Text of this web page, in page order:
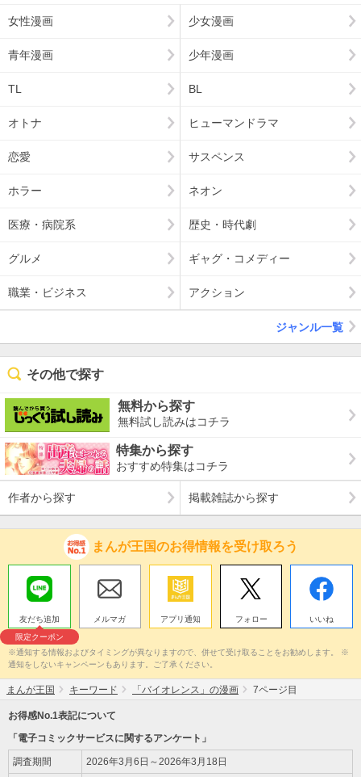
女性漫画 少女漫画
青年漫画 少年漫画
TL BL
オトナ ヒューマンドラマ
恋愛 サスペンス
ホラー ネオン
医療・病院系 歴史・時代劇
グルメ ギャグ・コメディー
職業・ビジネス アクション
ジャンル一覧
その他で探す
無料から探す
無料試し読みはコチラ
特集から探す
おすすめ特集はコチラ
作者から探す 掲載雑誌から探す
まんが王国のお得情報を受け取ろう
友だち追加
限定クーポン
メルマガ アプリ通知 フォロー いいね
※通知する情報およびタイミングが異なりますので、併せて受け取ることをお勧めします。 ※
通知をしないキャンペーンもあります。ご了承ください。
まんが王国 キーワード 「バイオレンス」の漫画 7ページ目
お得感No.1表記について
「電子コミックサービスに関するアンケート」
調査期間 2026年3月6日～2026年3月18日